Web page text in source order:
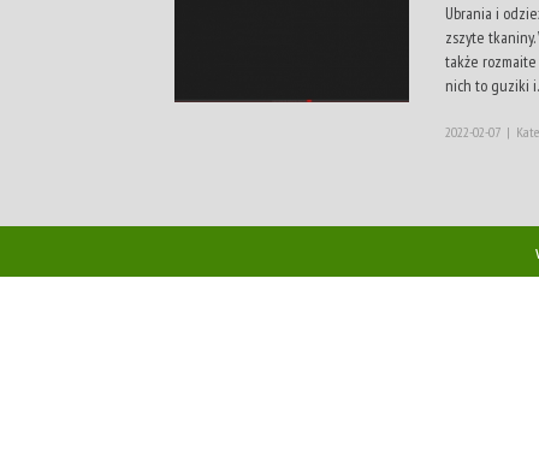
Ubrania i
zszyte tkaniny.
także
nich to guziki
2022-02-07 |